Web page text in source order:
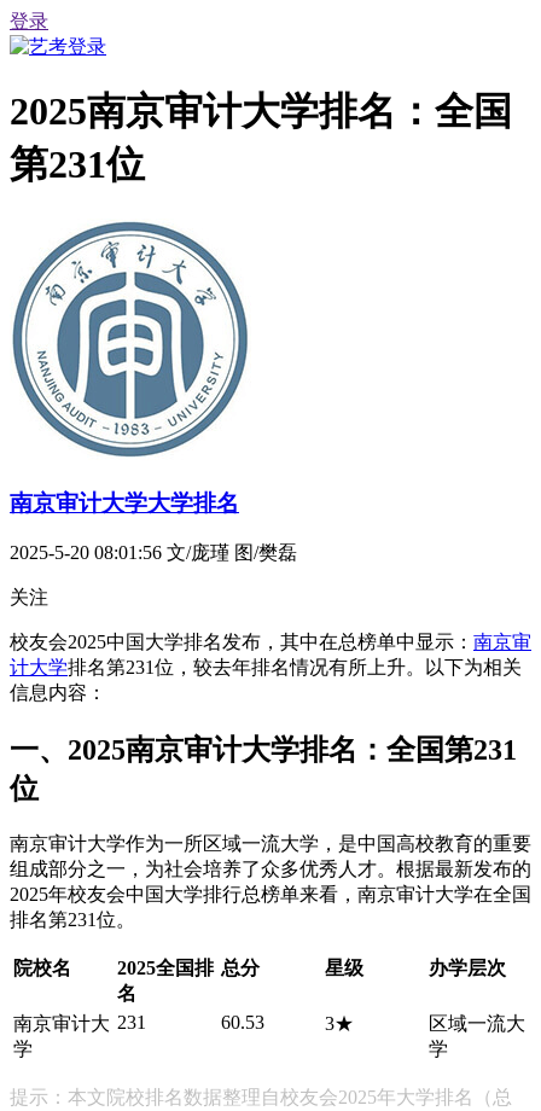
登录
2025南京审计大学排名：全国
第231位
南京审计大学大学排名
2025-5-20 08:01:56 文/庞瑾 图/樊磊
关注
校友会2025中国大学排名发布，其中在总榜单中显示： 南京审
计大学排名第231位，较去年排名情况有所上升。以下为相关
信息内容：
一、2025南京审计大学排名：全国第231
位
南京审计大学作为一所区域一流大学，是中国高校教育的重要
组成部分之一，为社会培养了众多优秀人才。根据最新发布的
2025年校友会中国大学排行总榜单来看，南京审计大学在全国
排名第231位。
院校名
2025全国排
名
总分 星级 办学层次
南京审计大
学
231 60.53 3★
区域一流大
学
提示：本文院校排名数据整理自校友会2025年大学排名（总